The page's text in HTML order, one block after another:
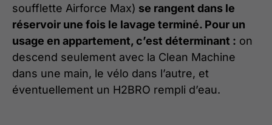
soufflette Airforce Max) se rangent dans le
réservoir une fois le lavage terminé. Pour un
usage en appartement, c’est déterminant : on
descend seulement avec la Clean Machine
dans une main, le vélo dans l’autre, et
éventuellement un H2BRO rempli d’eau.